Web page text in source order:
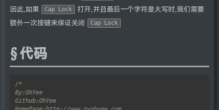
因此,如果
Cap Lock
打开,并且最后一个字符是大写时,我们需要
额外一次按键来保证关闭
Cap Lock
代码